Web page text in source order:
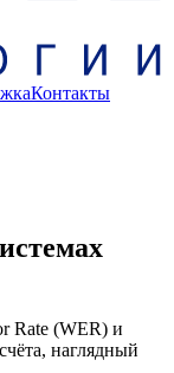
Контакты
Rate (WER) и
наглядный